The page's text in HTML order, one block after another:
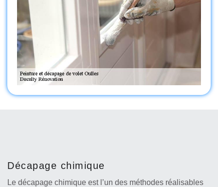
Décapage chimique
Le décapage chimique est l’un des méthodes réalisables